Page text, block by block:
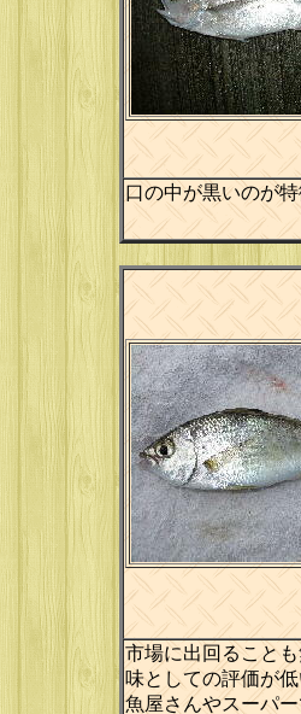
口の中が黒いのが
市場に出回ること
味としての評価が
魚屋さんやスーパ